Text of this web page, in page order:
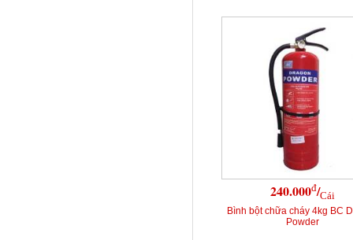
240.000đ/Cái
Bình bột chữa cháy 4kg BC
Powder